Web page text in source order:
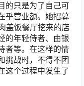
的只是为了自己可
乎营业额。她招募
盖饭餐厅挖来的店
的年轻侍者、由银
者等。在这样的情
挑战时，不得不团
这个过程中发生了